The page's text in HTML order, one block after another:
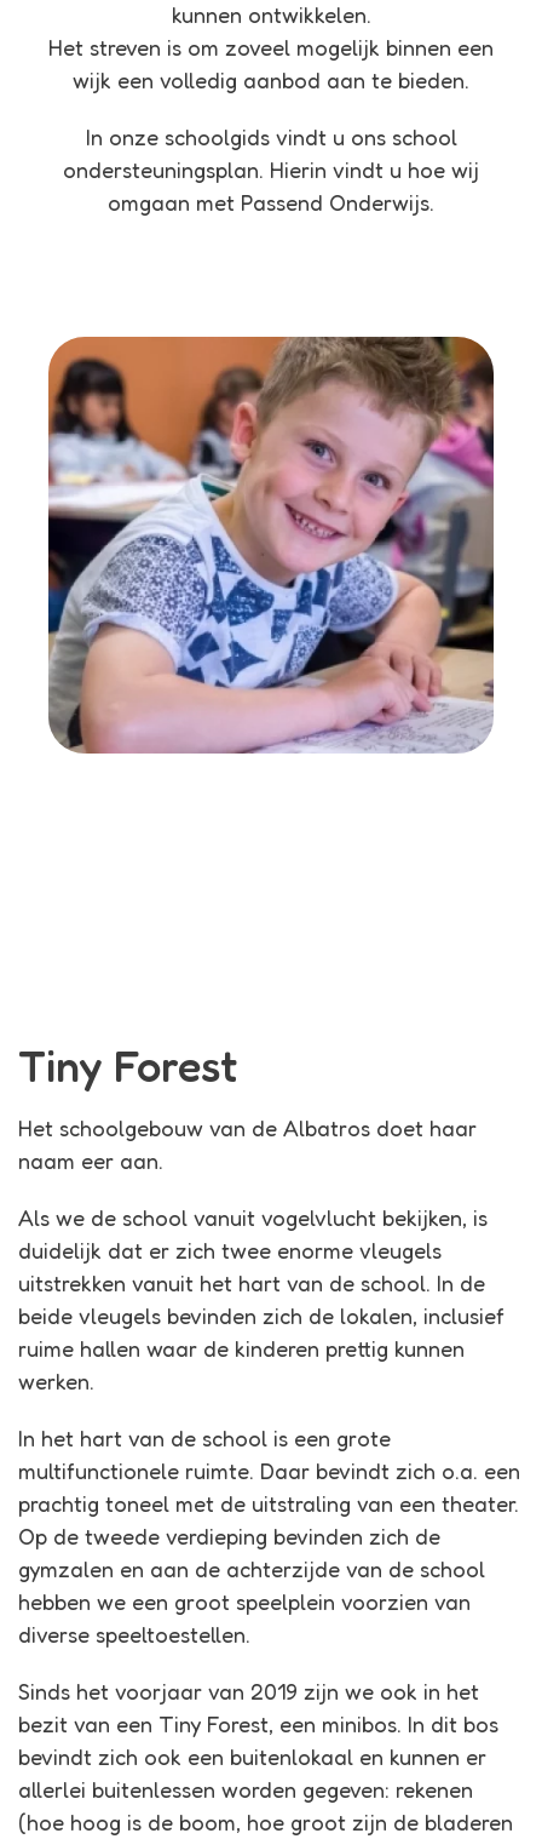
kunnen ontwikkelen.
Het streven is om zoveel mogelijk binnen een
wijk een volledig aanbod aan te bieden.​
In onze schoolgids vindt u ons school
ondersteuningsplan. Hierin vindt u hoe wij
omgaan met Passend Onderwijs.
Tiny Forest
Het schoolgebouw van de Albatros doet haar
naam eer aan.
Als we de school vanuit vogelvlucht bekijken, is
duidelijk dat er zich twee enorme vleugels
uitstrekken vanuit het hart van de school. In de
beide vleugels bevinden zich de lokalen, inclusief
ruime hallen waar de kinderen prettig kunnen
werken.
In het hart van de school is een grote
multifunctionele ruimte. Daar bevindt zich o.a. een
prachtig toneel met de uitstraling van een theater.
Op de tweede verdieping bevinden zich de
gymzalen en aan de achterzijde van de school
hebben we een groot speelplein voorzien van
diverse speeltoestellen.
Sinds het voorjaar van 2019 zijn we ook in het
bezit van een Tiny Forest, een minibos. In dit bos
bevindt zich ook een buitenlokaal en kunnen er
allerlei buitenlessen worden gegeven: rekenen
(hoe hoog is de boom, hoe groot zijn de bladeren